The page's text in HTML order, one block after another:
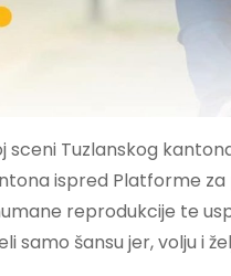
Tuzlanskog
ispred Platforme
reprodukcije te
samo šansu jer, volju i